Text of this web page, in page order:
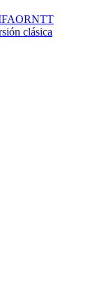
AORNTT
clásica